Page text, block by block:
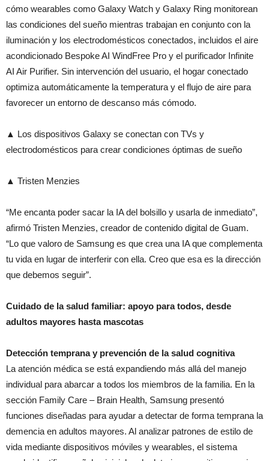
cómo wearables como Galaxy Watch y Galaxy Ring monitorean
las condiciones del sueño mientras trabajan en conjunto con la
iluminación y los electrodomésticos conectados, incluidos el aire
acondicionado Bespoke AI WindFree Pro y el purificador Infinite
AI Air Purifier. Sin intervención del usuario, el hogar conectado
optimiza automáticamente la temperatura y el flujo de aire para
favorecer un entorno de descanso más cómodo.
▲ Los dispositivos Galaxy se conectan con TVs y
electrodomésticos para crear condiciones óptimas de sueño
▲ Tristen Menzies
“Me encanta poder sacar la IA del bolsillo y usarla de inmediato”,
afirmó Tristen Menzies, creador de contenido digital de Guam.
“Lo que valoro de Samsung es que crea una IA que complementa
tu vida en lugar de interferir con ella. Creo que esa es la dirección
que debemos seguir”.
Cuidado de la salud familiar: apoyo para todos, desde
adultos mayores hasta mascotas
Detección temprana y prevención de la salud cognitiva
La atención médica se está expandiendo más allá del manejo
individual para abarcar a todos los miembros de la familia. En la
sección Family Care – Brain Health, Samsung presentó
funciones diseñadas para ayudar a detectar de forma temprana la
demencia en adultos mayores. Al analizar patrones de estilo de
vida mediante dispositivos móviles y wearables, el sistema